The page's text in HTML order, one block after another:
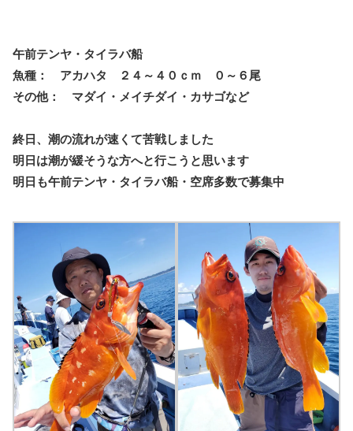
午前テンヤ・タイラバ船
魚種： アカハタ ２４～４０ｃｍ ０～６尾
その他： マダイ・メイチダイ・カサゴなど
終日、潮の流れが速くて苦戦しました
明日は潮が緩そうな方へと行こうと思います
明日も午前テンヤ・タイラバ船・空席多数で募集中